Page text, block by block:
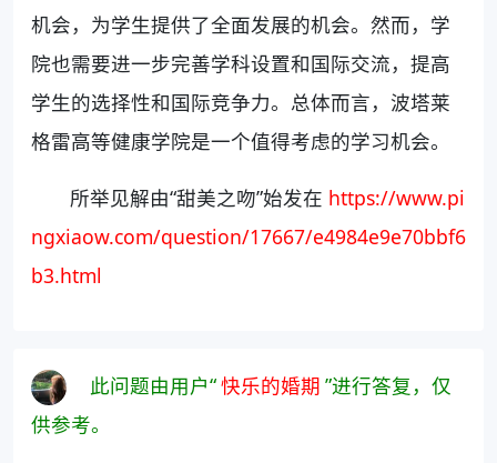
机会，为学生提供了全面发展的机会。然而，学
院也需要进一步完善学科设置和国际交流，提高
学生的选择性和国际竞争力。总体而言，波塔莱
格雷高等健康学院是一个值得考虑的学习机会。
所举见解由“甜美之吻”始发在 https://www.pi
ngxiaow.com/question/17667/e4984e9e70bbf6
b3.html
此问题由用户“快乐的婚期 ”进行答复，仅
供参考。